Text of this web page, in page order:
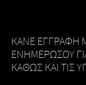
KANE ΕΓΓΡΑΦΗ
ΕΝΗΜΕΡΩΣΟΥ
ΚΑΘΩΣ ΚΑΙ ΤΙΣ